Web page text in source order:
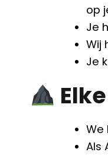
op
Je
Wij
Je
We
Als